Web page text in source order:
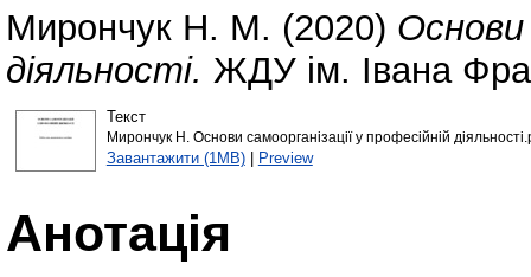
Мирончук Н. М. (2020) Основи
діяльності. ЖДУ ім. Івана
Текст
Мирончук Н. Основи самоорганізації у професійній
Завантажити (1MB)| Preview
Анотація